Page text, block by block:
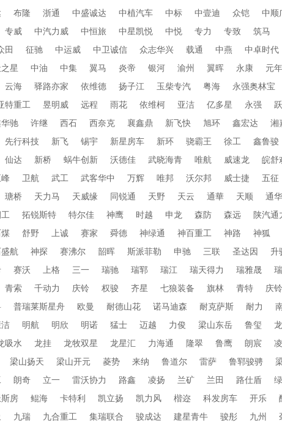
布隆 浙通 中盛诚达 中植汽车 中标 中壹迪 众铠 中顺
专威 中汽力威 中恒旅 中星凯悦 中悦 专力 专致 筑马
田 征驰 中运威 中卫诚信 众志华兴 载通 中燕 中卓时代
星 中油 中集 翼马 炎帝 银河 渝州 翼晖 永康 元年
云海 驿路亦家 依维德 扬子江 玉柴专汽 粤海 永强奥林宝
特重工 昱明威 远程 雨花 依维柯 亚洁 亿多星 永强
驰 许继 西石 西奈克 襄鑫鼎 新飞快 旭环 鑫宏达 湘
先行科技 新飞 锡宇 新星房车 新环 骁霸王 徐工 鑫鲁骏
仙达 新桥 蜗牛创新 沃德佳 武晓海青 唯航 威速龙 皖舒
卫航 武工 武客华中 万辉 唯邦 沃尔邦 威士捷 五征
瑭桥 天力马 天威缘 同锐通 天野 天云 通華 天顺 通华
拓锐斯特 特尔佳 神鹰 时越 申龙 森防 森远 陕汽通
舒野 上诚 赛家 舜德 神绿通 神百重工 神路 神狐
航 神探 赛沸尔 韶晖 斯派菲勒 申驰 三联 圣达因 升
赛沃 上格 三一 瑞驰 瑞郓 瑞江 瑞天得力 瑞雅晟
青索 千动力 庆铃 权骏 齐星 七狼装备 旗林 青特 庆
普瑞莱斯星舟 欧曼 耐德山花 诺马迪森 耐克萨斯 耐力
明航 明欣 明诺 猛士 迈越 力俊 梁山东岳 鲁玺
吸水 龙挂 龙牧双星 龙星汇 力海通 隆翠 鲁鹰 朗宸
梁山扬天 梁山开元 菱势 来纳 鲁道尔 雷萨 鲁郓骏骋
朗奇 立一 雷沃协力 路鑫 凌扬 兰矿 兰田 路仕盾
房 鲲海 卡特利 凯立扬 凯力风 楷迩 科发房车 开乐
九瑞 九合重工 集瑞联合 骏成达 建星青牛 骏彤 九州